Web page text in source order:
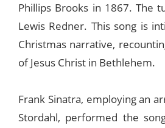
Phillips Brooks in 1867. The
Lewis Redner. This song is
Christmas narrative,
of Jesus Christ in Bethlehem.
Frank Sinatra, employing an
Stordahl, performed the